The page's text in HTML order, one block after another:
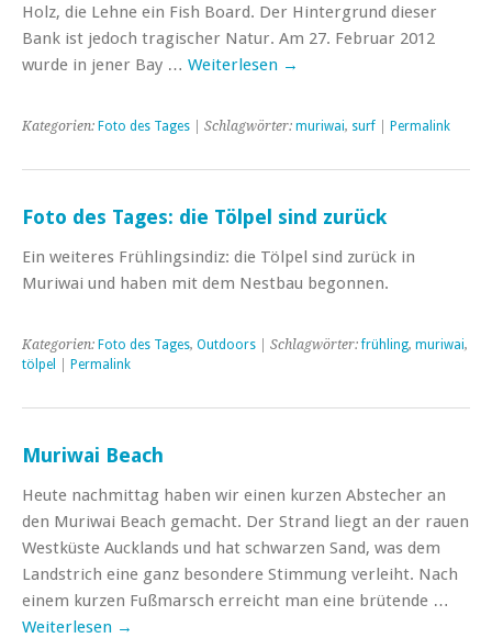
Holz, die Lehne ein Fish Board. Der Hintergrund dieser
Bank ist jedoch tragischer Natur. Am 27. Februar 2012
wurde in jener Bay … Weiterlesen →
Kategorien: Foto des Tages | Schlagwörter: muriwai, surf Permalink
Foto des Tages: die Tölpel sind zurück
Ein weiteres Frühlingsindiz: die Tölpel sind zurück in
Muriwai und haben mit dem Nestbau begonnen.
Kategorien: Foto des Tages, Outdoors | Schlagwörter:frühling, muriwai,
tölpel
Permalink
Muriwai Beach
Heute nachmittag haben wir einen kurzen Abstecher an
den Muriwai Beach gemacht. Der Strand liegt an der rauen
Westküste Aucklands und hat schwarzen Sand, was dem
Landstrich eine ganz besondere Stimmung verleiht. Nach
einem kurzen Fußmarsch erreicht man eine brütende …
Weiterlesen →